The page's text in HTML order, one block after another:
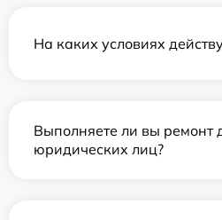
На каких условиях
Выполняете ли вы ремонт
юридических лиц?